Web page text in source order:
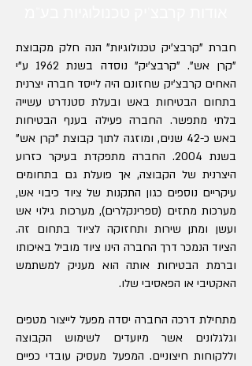
חברת "קרבצ'יק טכנולוגיות" הנה חלק מקבוצת
"קרן אש". "קרבצ'יק" נוסדה בשנת 1962 ע"י
האחים קרבצ'יק שחזונם היה לייסד חברה יצרנית
בתחום הבטיחות באש ובעלת סטנדרט עשייה
בלתי מתפשר. החברה פעילה בענף הבטיחות
באש כ-42 שנים, ומוזגה לתוך קבוצת "קרן אש"
בשנת 2004. החברה מתפקדת בעיקר כזרוע
היצרנית של הקבוצה, אך פועלת גם בתחומים
עיקריים נוספים כגון התקנות של ציוד כיבוי אש,
מערכות מתזים (ספרינקלרים), מערכות גילוי אש
ועשן ומתן שירות ותחזוקה לציוד בתחום זה.
הציוד הנמכר דרך החברה הינו ציוד מוביל באיכותו
וברמת הבטיחות אותה הוא מעניק למשתמש
האקטיבי או הפאסיבי שלו.
מתחילת דרכה החברה יסדה מפעל לייצור מטפים
וגלגלונים אשר מיועדים לשימוש הקבוצה
וללקוחות חיצוניים. המפעל מעסיק עובדי כפיים